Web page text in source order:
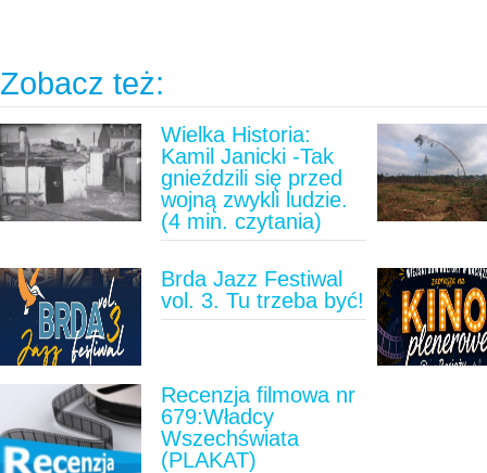
Zobacz też:
Wielka Historia:
Kamil Janicki -Tak
gnieździli się przed
wojną zwykli ludzie.
(4 min. czytania)
Brda Jazz Festiwal
vol. 3. Tu trzeba być!
Recenzja filmowa nr
679:Władcy
Wszechświata
(PLAKAT)